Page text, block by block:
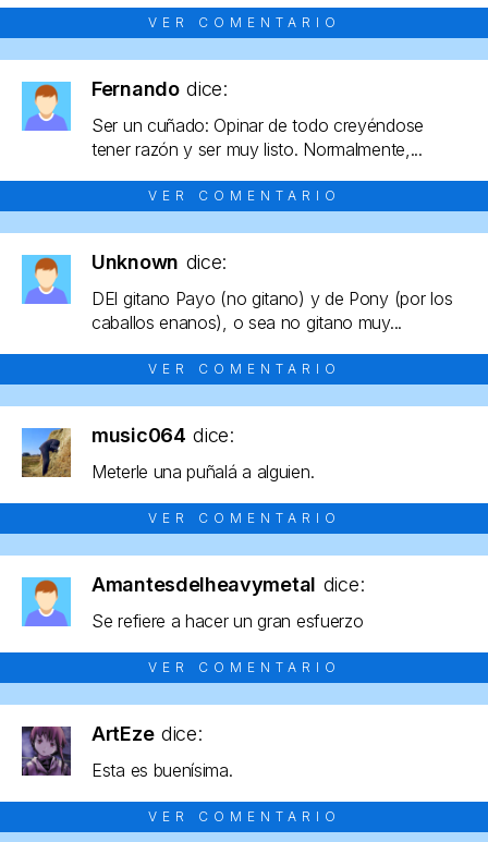
VER COMENTARIO
Fernando dice:
Ser un cuñado: Opinar de todo creyéndose
tener razón y ser muy listo. Normalmente,...
VER COMENTARIO
Unknown dice:
DEl gitano Payo (no gitano) y de Pony (por los
caballos enanos), o sea no gitano muy...
VER COMENTARIO
music064 dice:
Meterle una puñalá a alguien.
VER COMENTARIO
Amantesdelheavymetal dice:
Se refiere a hacer un gran esfuerzo
VER COMENTARIO
ArtEze dice:
Esta es buenísima.
VER COMENTARIO